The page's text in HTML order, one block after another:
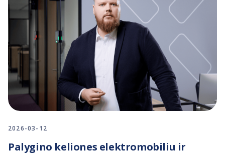
2026-03-12
Palygino keliones elektromobiliu ir